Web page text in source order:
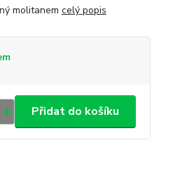
molitanem celý popis
Přidat do košíku